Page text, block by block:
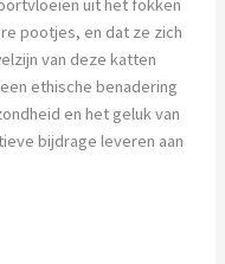
uit het fokken
pootjes, en dat ze zich
van deze katten
ethische benadering
en het geluk van
bijdrage leveren aan